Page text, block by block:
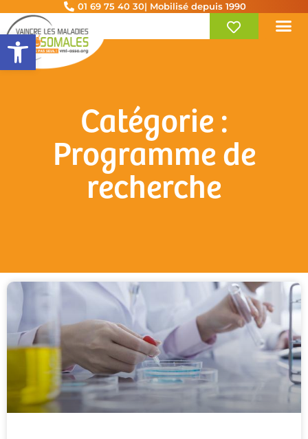
Ouvrir la barre d’outils
01 69 75 40 30| Mobilisé depuis 1990
Catégorie :
Programme de
recherche